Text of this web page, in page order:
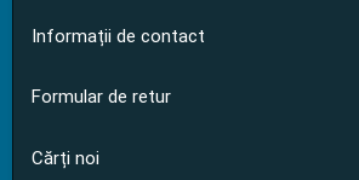
Informații de contact
Formular de retur
Cărți noi